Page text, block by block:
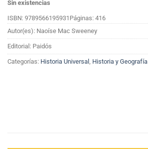
Sin existencias
ISBN: 9789566195931 Páginas: 416
Autor(es): Naoíse Mac Sweeney
Editorial: Paidós
Categorías: Historia Universal Historia y Geografía